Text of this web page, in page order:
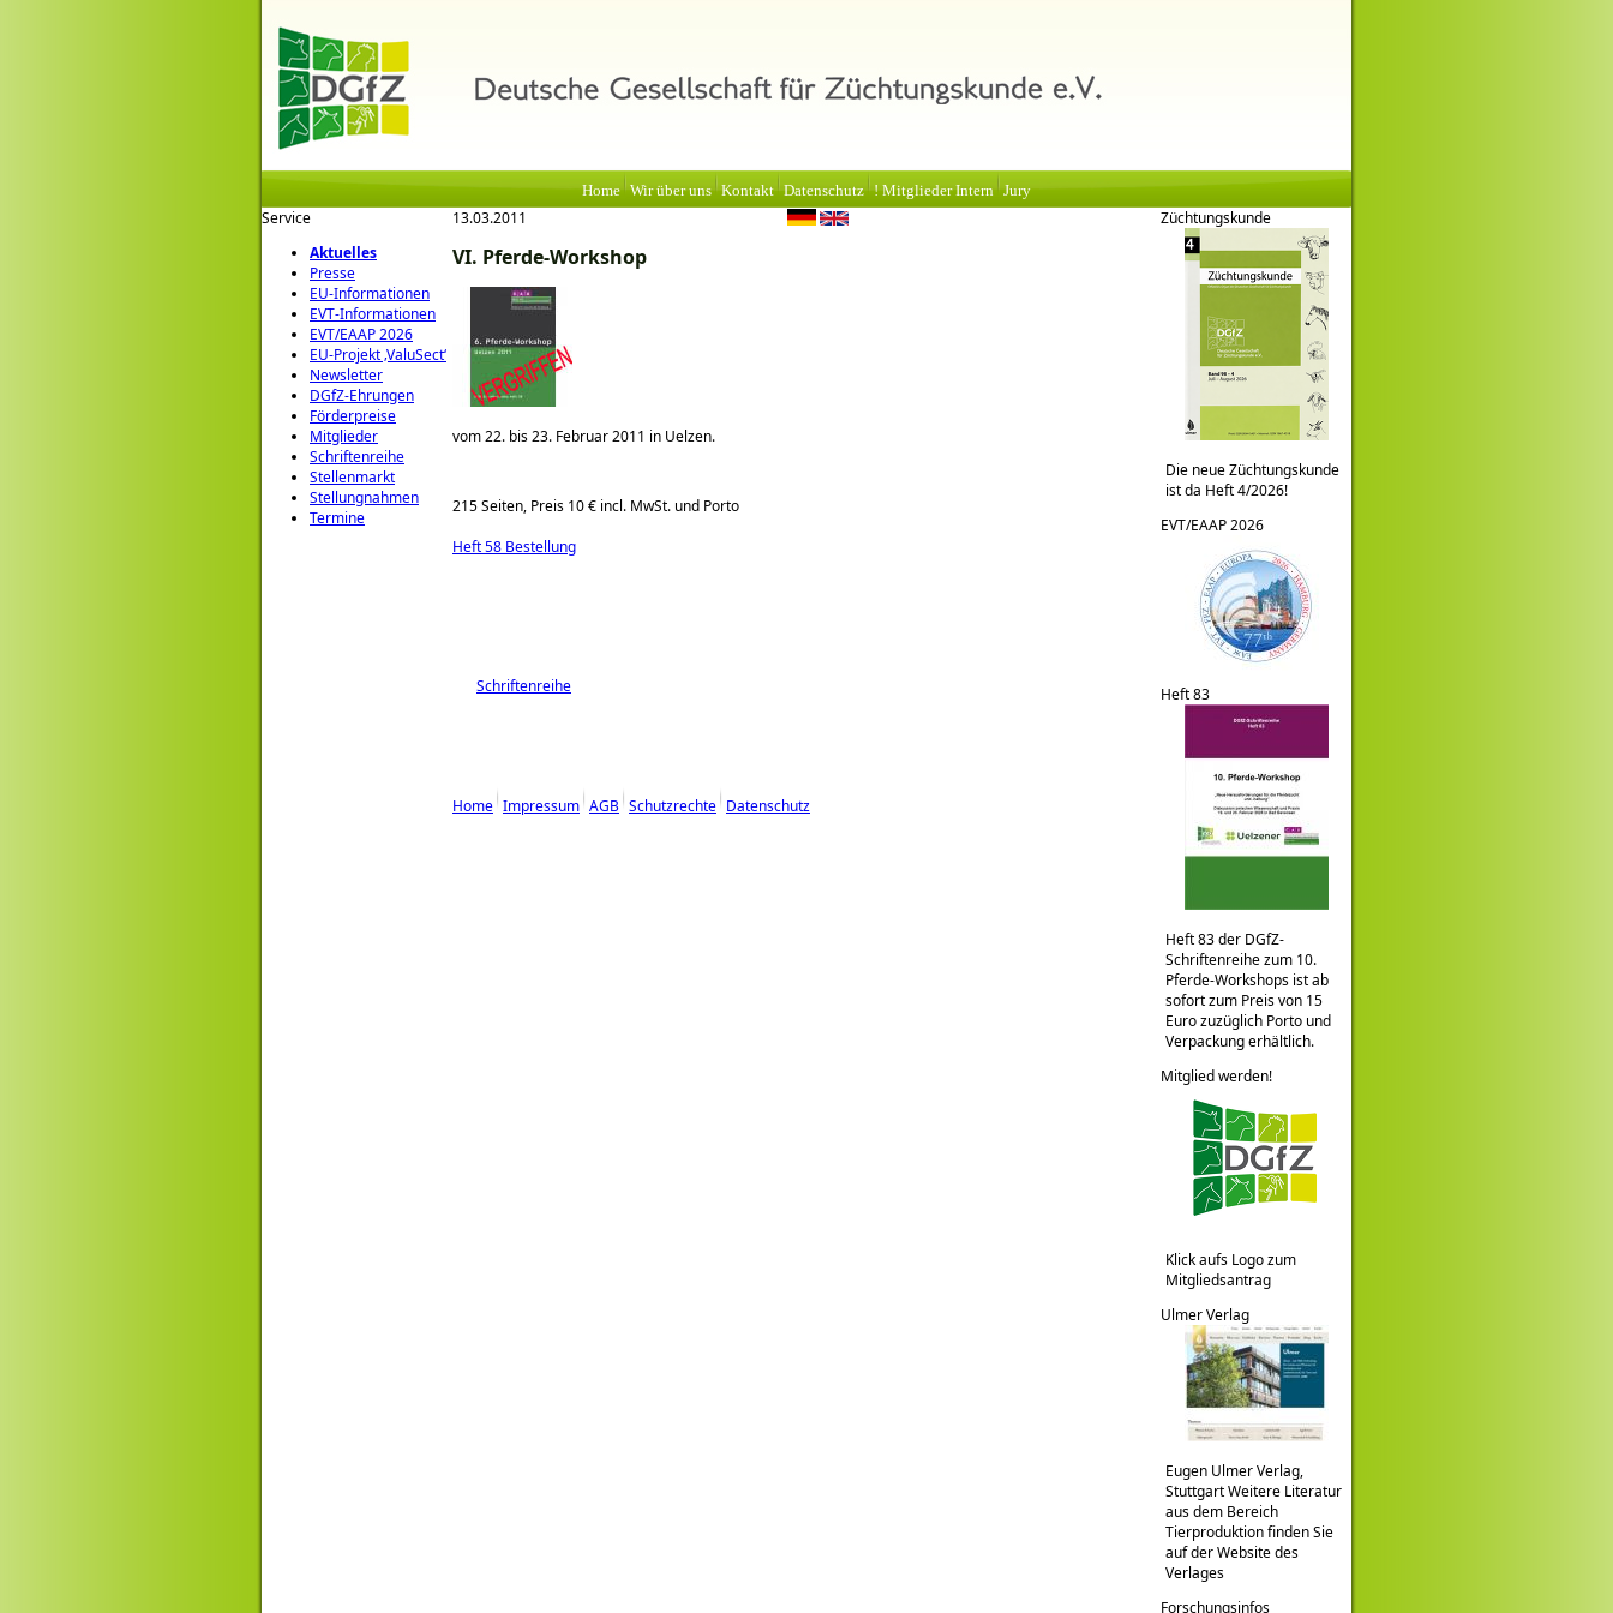
Home Wir über uns Kontakt Datenschutz ! Mitglieder Intern Jury
Service
Aktuelles
Presse
EU-Informationen
EVT-Informationen
EVT/EAAP 2026
EU-Projekt ‚ValuSect‘
Newsletter
DGfZ-Ehrungen
Förderpreise
Mitglieder
Schriftenreihe
Stellenmarkt
Stellungnahmen
Termine
13.03.2011
VI. Pferde-Workshop
vom 22. bis 23. Februar 2011 in Uelzen.
215 Seiten, Preis 10 € incl. MwSt. und Porto
Heft 58 Bestellung
Schriftenreihe
Home Impressum AGB Schutzrechte Datenschutz
Züchtungskunde
Die neue Züchtungskunde
ist da Heft 4/2026!
EVT/EAAP 2026
Heft 83
Heft 83 der DGfZ-
Schriftenreihe zum 10.
Pferde-Workshops ist ab
sofort zum Preis von 15
Euro zuzüglich Porto und
Verpackung erhältlich.
Mitglied werden!
Klick aufs Logo zum
Mitgliedsantrag
Ulmer Verlag
Eugen Ulmer Verlag,
Stuttgart Weitere Literatur
aus dem Bereich
Tierproduktion finden Sie
auf der Website des
Verlages
Forschungsinfos